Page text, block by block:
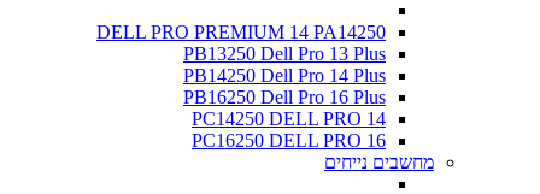
DELL PRO PREMIUM 14 PA14250
PB13250 Dell Pro 13 Plus
PB14250 Dell Pro 14 Plus
PB16250 Dell Pro 16 Plus
PC14250 DELL PRO 14
PC16250 DELL PRO 16
מחשבים נייחים